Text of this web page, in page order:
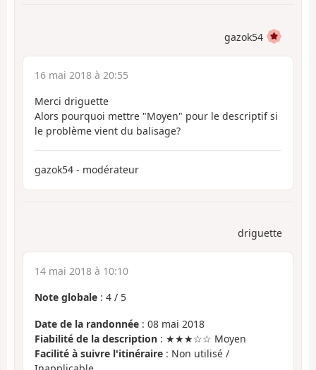
gazok54
16 mai 2018 à 20:55
Merci driguette
Alors pourquoi mettre "Moyen" pour le descriptif si
le problème vient du balisage?
gazok54 - modérateur
driguette
14 mai 2018 à 10:10
Note globale : 4 / 5
Date de la randonnée : 08 mai 2018
Fiabilité de la description : ★★★☆☆ Moyen
Facilité à suivre l'itinéraire : Non utilisé /